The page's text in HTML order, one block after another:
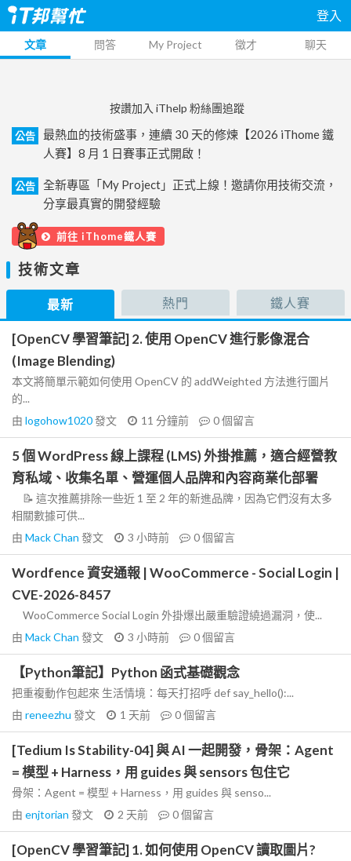
登入
文章 問答 My Project 徵才 聊天
按讚加入 iThelp 粉絲團追蹤
公告
最熱血的技術盛事，連續 30 天的修煉【2026 iThome 鐵
人賽】8 月 1 日賽事正式開啟！
公告
全新專區「My Project」正式上線！邀請你用技術交流，
分享最真實的開發經驗
前往 iThome鐵人賽
技術文章
最新 熱門 鐵人賽
[OpenCV 學習筆記] 2. 使用 OpenCV 進行影像混合
(Image Blending)
本文將簡單示範如何使用 OpenCV 的 addWeighted 方法進行圖片
的...
由 logohow1020發文 11 分鐘前 0個留言
5 個 WordPress 線上課程 (LMS) 外掛推薦，適合經營教
育私域、收集名單、營運個人品牌和內容商業化部署
📝 這次推薦排除一些近 1 至 2 年的新進品牌，因為它們沒有太多
相關數據可供...
由 Mack Chan 發文 3 小時前 0個留言
Wordfence 資安通報 | WooCommerce - Social Login |
CVE-2026-8457
WooCommerce Social Login 外掛爆出嚴重驗證繞過漏洞，使...
由 Mack Chan 發文 3 小時前 0個留言
【Python筆記】Python 函式基礎觀念
把重複動作包起來 生活情境：每天打招呼 def say_hello():...
由 reneezhu 發文 1 天前 0個留言
[Tedium Is Stability-04] 與 AI 一起開發，骨架：Agent
= 模型 + Harness，用 guides 與 sensors 包住它
骨架：Agent = 模型 + Harness，用 guides 與 senso...
由 enjtorian 發文 2 天前 0個留言
[OpenCV 學習筆記] 1. 如何使用 OpenCV 讀取圖片?